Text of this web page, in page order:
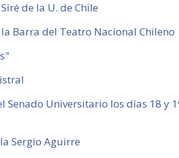
de la U. de Chile
Barra del Teatro Nacional Chileno
Senado Universitario los días 18 y
Sergio Aguirre